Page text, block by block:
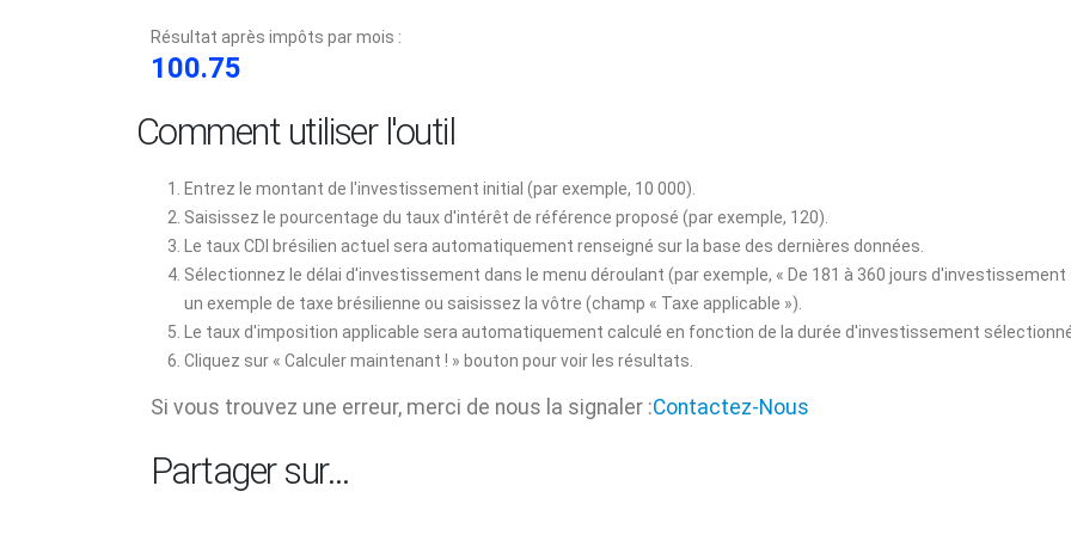
Résultat après impôts par mois :
100.75
Comment utiliser l'outil
Entrez le montant de l'investissement initial (par exemple, 10 000).
Saisissez le pourcentage du taux d'intérêt de référence proposé (par exemple, 120).
Le taux CDI brésilien actuel sera automatiquement renseigné sur la base des dernières données.
Sélectionnez le délai d'investissement dans le menu déroulant (par exemple, « De 181 à 360 jours d'investissement
un exemple de taxe brésilienne ou saisissez la vôtre (champ « Taxe applicable »).
Le taux d'imposition applicable sera automatiquement calculé en fonction de la durée d'investissement
Cliquez sur « Calculer maintenant ! » bouton pour voir les résultats.
Si vous trouvez une erreur, merci de nous la signaler :Contactez-Nous
Partager sur…